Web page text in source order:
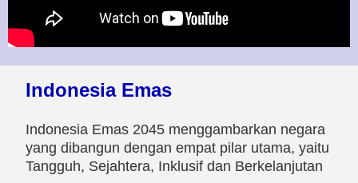
Indonesia Emas
Indonesia Emas 2045 menggambarkan negara
yang dibangun dengan empat pilar utama, yaitu
Tangguh, Sejahtera, Inklusif dan Berkelanjutan